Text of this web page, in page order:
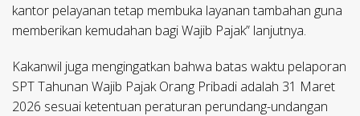
kantor pelayanan tetap membuka layanan tambahan guna
memberikan kemudahan bagi Wajib Pajak” lanjutnya.
Kakanwil juga mengingatkan bahwa batas waktu pelaporan
SPT Tahunan Wajib Pajak Orang Pribadi adalah 31 Maret
2026 sesuai ketentuan peraturan perundang-undangan